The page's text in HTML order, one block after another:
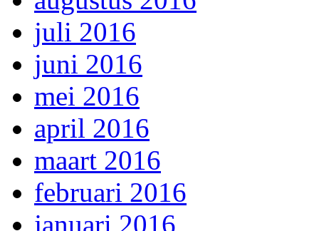
juli 2016
juni 2016
mei 2016
april 2016
maart 2016
februari 2016
januari 2016